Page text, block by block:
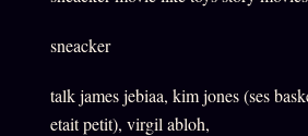
sneacker
talk james jebiaa, kim jones (ses
etait petit), virgil abloh,